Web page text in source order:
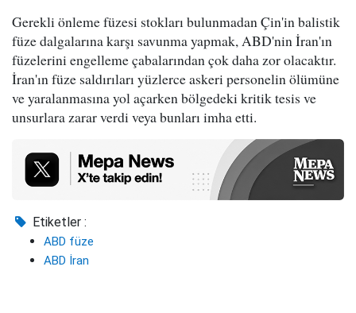
Gerekli önleme füzesi stokları bulunmadan Çin'in balistik
füze dalgalarına karşı savunma yapmak, ABD'nin İran'ın
füzelerini engelleme çabalarından çok daha zor olacaktır.
İran'ın füze saldırıları yüzlerce askeri personelin ölümüne
ve yaralanmasına yol açarken bölgedeki kritik tesis ve
unsurlara zarar verdi veya bunları imha etti.
Etiketler :
ABD füze
ABD İran